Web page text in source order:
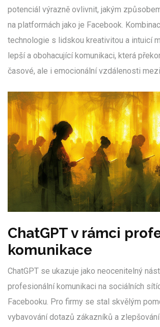
potenciál výrazně ovlivnit, jakým
na platformách jako je Facebook.
technologie s lidskou kreativitou a intuicí
lepší a obohacující komunikaci, která
časové, ale i emocionální vzdálenosti
ChatGPT v rámci
komunikace
ChatGPT se ukazuje jako neocenitelný
profesionální komunikaci na sociálních
Facebooku. Pro firmy se stal skvělým
vybavování dotazů zákazníků a